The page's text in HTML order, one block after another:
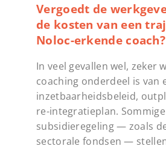
Vergoedt de
de kosten van een
Noloc-erkende coach?
In veel gevallen wel, zeker
coaching onderdeel is van
inzetbaarheidsbeleid,
re-integratieplan.
subsidieregeling — zoals
sectorale fondsen —